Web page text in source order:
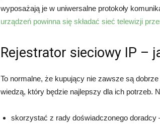
wyposażają je w uniwersalne protokoły
urządzeń powinna się składać sieć telewizji
Rejestrator sieciowy IP –
To normalne, że kupujący nie zawsze są
wiedzą, który będzie najlepszy dla ich potrzeb.
skorzystać z rady doświadczonego doradcy